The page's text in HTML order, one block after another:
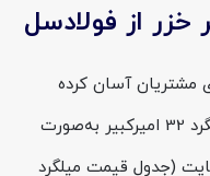
مشتریان آسان کرده
است. روند خرید با استعلام قیمت میلگرد 32 امیرکبیر به‌صورت
(جدول قیمت میلگرد